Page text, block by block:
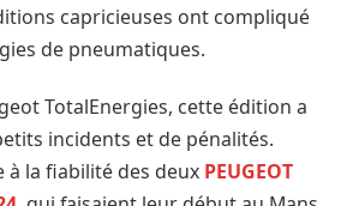
capricieuses ont compliqué
de pneumatiques.
TotalEnergies, cette édition a
incidents et de pénalités.
à la fiabilité des deux PEUGEOT